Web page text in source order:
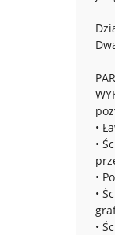
•
•
•
•
•